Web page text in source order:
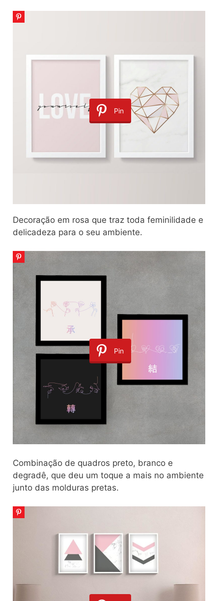
Pin
Decoração em rosa que traz toda feminilidade e
delicadeza para o seu ambiente.
Pin
Combinação de quadros preto, branco e
degradê, que deu um toque a mais no ambiente
junto das molduras pretas.